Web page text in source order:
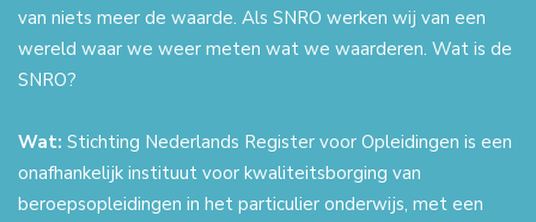
van niets meer de waarde. Als SNRO werken wij van een
wereld waar we weer meten wat we waarderen. Wat is de
SNRO?
Wat: Stichting Nederlands Register voor Opleidingen is een
onafhankelijk instituut voor kwaliteitsborging van
beroepsopleidingen in het particulier onderwijs, met een